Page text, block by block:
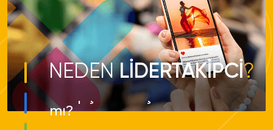
Hedeflediğim yorum sayısına ulaşmamı
sağlayan site. Verdikleri hizmet süper ötesi.
Teşekkür etmekten başka diyebilecek bir şey
yok.
Emre Macit
NEDENLİDERTAKİPCİ?
Aldığım hizmetlerde düşme
olur mu?
Türk Gerçek Takipçi Satın Al hizmetimizde %20
ila %30 arasında düşüş yaşanmaktadır. Onuda
Telafili paketlerimiz ile garanti sağlamaktayız.
Takipçiler Gerçek Kullanıcılar
mı?